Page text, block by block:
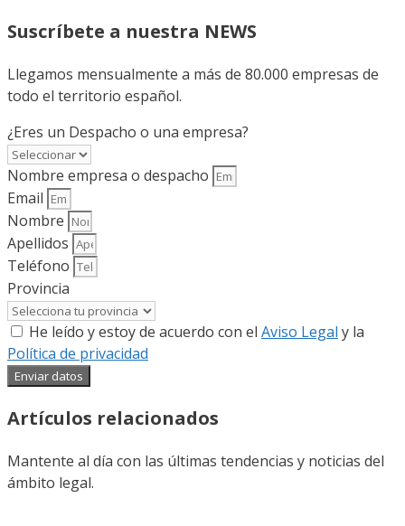
Suscríbete a nuestra NEWS
Llegamos mensualmente a más de 80.000 empresas de
todo el territorio español.
¿Eres un Despacho o una empresa?
Nombre empresa o despacho
Email
Nombre
Apellidos
Teléfono
Provincia
He leído y estoy de acuerdo con el Aviso Legal y la
Política de privacidad
Enviar datos
Artículos relacionados
Mantente al día con las últimas tendencias y noticias del
ámbito legal.